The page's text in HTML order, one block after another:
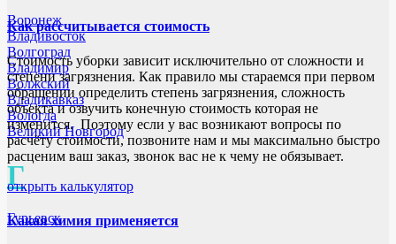
Воронеж
Владивосток
Волгоград
Владимир
Волжский
Владикавказ
Вологда
Великий Новгород
Г
Гурьевск
Как рассчитывается стоимость
Стоимость уборки зависит исключительно от сложности и
степени загрязнения. Как правило мы стараемся при первом
обращении определить степень загрязнения, сложность
объекта и озвучить конечную стоимость которая не
изменится. Поэтому если у вас возникают вопросы по
расчёту стоимости, позвоните нам и мы максимально быстро
расценим ваш заказ, звонок вас не к чему не обязывает.
открыть калькулятор
Какая химия применяется